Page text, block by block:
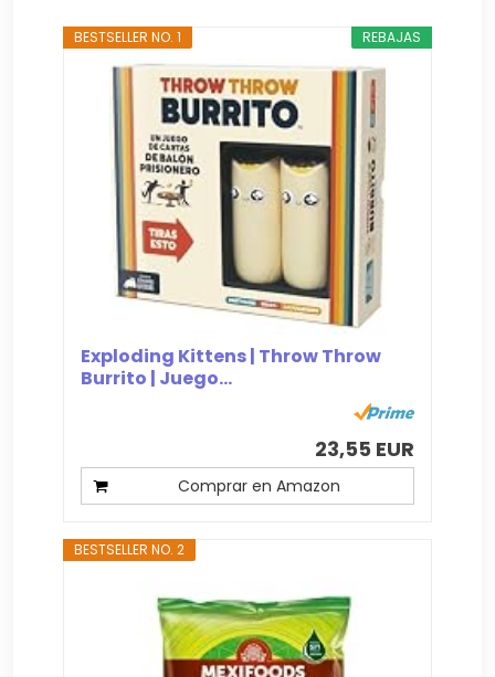
REBAJAS
BESTSELLER NO. 1
Exploding Kittens | Throw Throw
Burrito | Juego...
23,55 EUR
Comprar en Amazon
BESTSELLER NO. 2